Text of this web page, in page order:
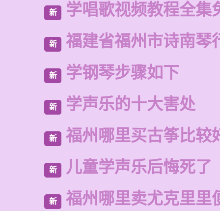
新 学唱歌视频教程全集
新 福建省福州市诗南琴
新 学钢琴步骤如下
新 学声乐的十大害处
新 福州哪里买古筝比较
新 儿童学声乐后悔死了
新 福州哪里卖尤克里里